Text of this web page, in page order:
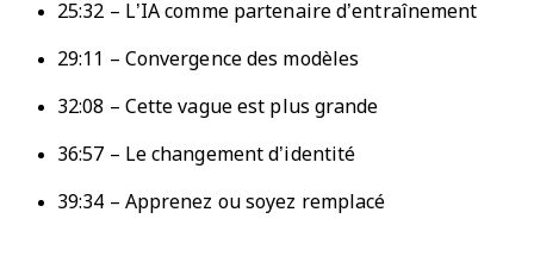
25:32 – L’IA comme partenaire d’entraînement
29:11 – Convergence des modèles
32:08 – Cette vague est plus grande
36:57 – Le changement d’identité
39:34 – Apprenez ou soyez remplacé